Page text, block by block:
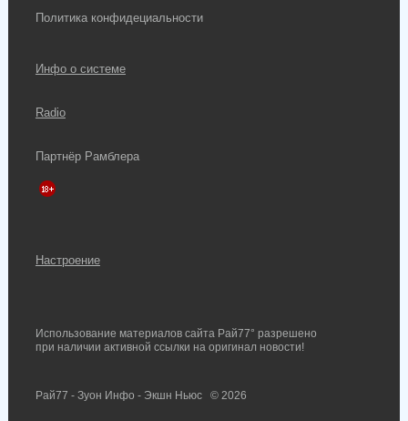
Политика конфидециальности
Инфо о системе
Radio
Партнёр Рамблера
Настроение
Использование материалов сайта Рай77° разрешено
при наличии активной ссылки на оригинал новости!
Рай77 - Зуон Инфо - Экшн Ньюс © 2026